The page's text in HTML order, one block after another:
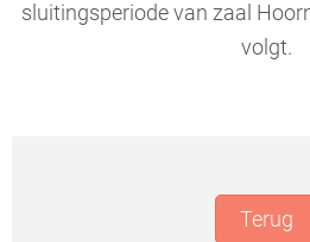
sluitingsperiode van zaal
volgt.
Terug